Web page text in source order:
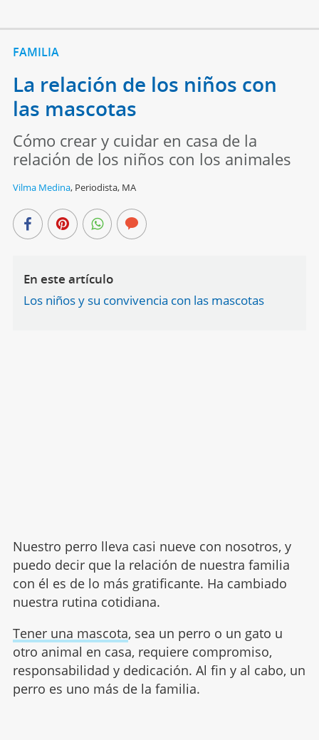
FAMILIA
La relación de los niños con
las mascotas
Cómo crear y cuidar en casa de la
relación de los niños con los animales
Vilma Medina, Periodista, MA
En este artículo
Los niños y su convivencia con las mascotas
Nuestro perro lleva casi nueve con nosotros, y
puedo decir que la relación de nuestra familia
con él es de lo más gratificante. Ha cambiado
nuestra rutina cotidiana.
Tener una mascota, sea un perro o un gato u
otro animal en casa, requiere compromiso,
responsabilidad y dedicación. Al fin y al cabo, un
perro es uno más de la familia.